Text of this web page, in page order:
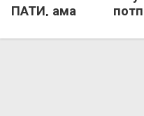
ПАТИ, ама
гол!